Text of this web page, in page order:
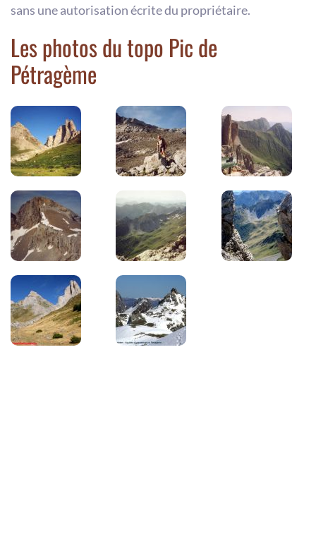
sans une autorisation écrite du propriétaire.
Les photos du topo Pic de
Pétragème